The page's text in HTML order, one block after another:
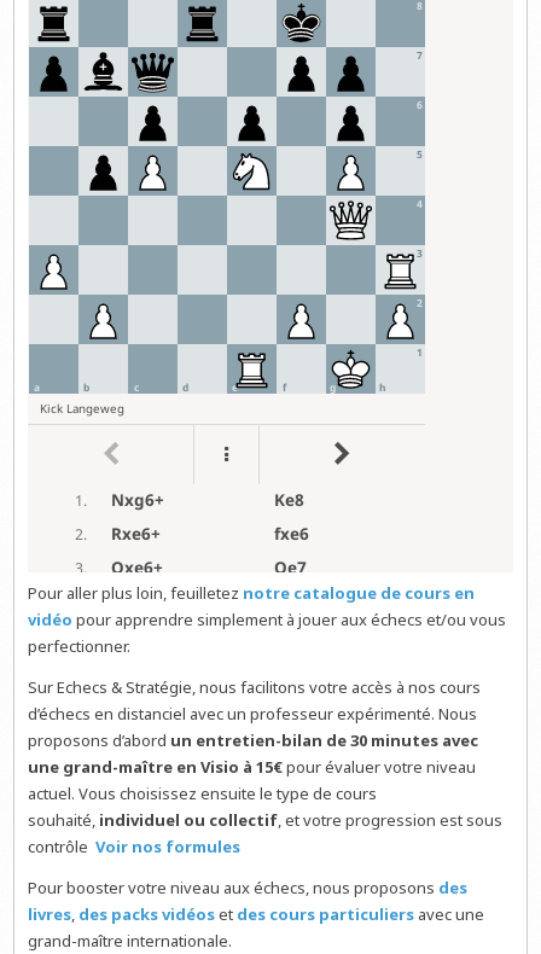
Pour aller plus loin, feuilletez notre catalogue de cours en
vidéo pour apprendre simplement à jouer aux échecs et/ou vous
perfectionner.
Sur Echecs & Stratégie, nous facilitons votre accès à nos cours
d’échecs en distanciel avec un professeur expérimenté. Nous
proposons d’abord un entretien-bilan de 30 minutes avec
une grand-maître en Visio à 15€pour évaluer votre niveau
actuel. Vous choisissez ensuite le type de cours
souhaité, individuel ou collectif, et votre progression est sous
contrôleVoir nos formules
Pour booster votre niveau aux échecs, nous proposons des
livres, des packs vidéoset des cours particuliers avec une
grand-maître internationale.